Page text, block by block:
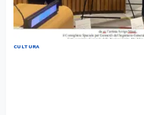
CULTURA